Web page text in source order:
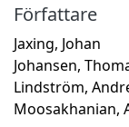
Författare
Jaxing, Johan
Johansen,
Lindström,
Moosakhanian,